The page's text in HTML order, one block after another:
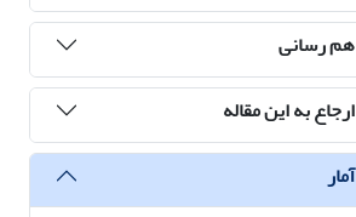
هم رسانی
ارجاع به این مقاله
آمار